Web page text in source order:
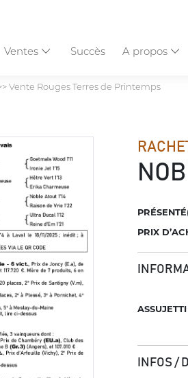
Ventes Succès A propos
Vente Rouges Terres de Printemps
PRIX
INFOS /